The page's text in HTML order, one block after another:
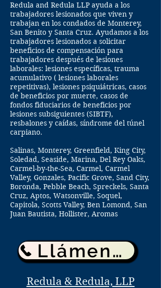
Redula and Redula LLP ayuda a los
trabajadores lesionados que viven y
trabajan en los condados de Monterey,
San Benito y Santa Cruz. Ayudamos a los
trabajadores lesionados a solicitar
beneficios de compensación para
trabajadores después de lesiones
laborales: lesiones específicas, trauma
acumulativo ( lesiones laborales
repetitivas), lesiones psiquiátricas, casos
de beneficios por muerte, casos de
fondos fiduciarios de beneficios por
lesiones subsiguientes (SIBTF),
resbalones y caídas, síndrome del túnel
carpiano.
Salinas, Monterey, Greenfield, King City,
Soledad, Seaside, Marina, Del Rey Oaks,
Carmel-by-the-Sea, Carmel, Carmel
Valley, Gonzales, Pacific Grove, Sand City,
Boronda, Pebble Beach, Spreckels, Santa
Cruz, Aptos, Watsonville, Soquel,
Capitola, Scotts Valley, Ben Lomond, San
Juan Bautista, Hollister, Aromas
Llámenos
Redula & Redula, LLP